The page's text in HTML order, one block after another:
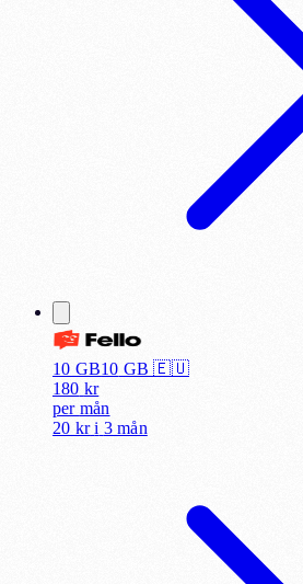
10 GB10 GB 🇪🇺
180 kr
per mån
20 kr i 3 mån